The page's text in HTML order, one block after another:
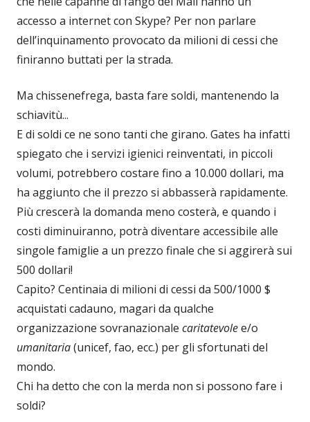
accesso a internet con Skype? Per non parlare
dell’inquinamento provocato da milioni di cessi che
finiranno buttati per la strada.
Ma chissenefrega, basta fare soldi, mantenendo la
schiavitù...
E di soldi ce ne sono tanti che girano. Gates ha infatti
spiegato che i servizi igienici reinventati, in piccoli
volumi, potrebbero costare fino a 10.000 dollari, ma
ha aggiunto che il prezzo si abbasserà rapidamente.
Più crescerà la domanda meno costerà, e quando i
costi diminuiranno, potrà diventare accessibile alle
singole famiglie a un prezzo finale che si aggirerà sui
500 dollari!
Capito? Centinaia di milioni di cessi da 500/1000 $
acquistati cadauno, magari da qualche
organizzazione sovranazionale caritatevolee/o
umanitaria(unicef, fao, ecc.) per gli sfortunati del
mondo.
Chi ha detto che con la merda non si possono fare i
soldi?